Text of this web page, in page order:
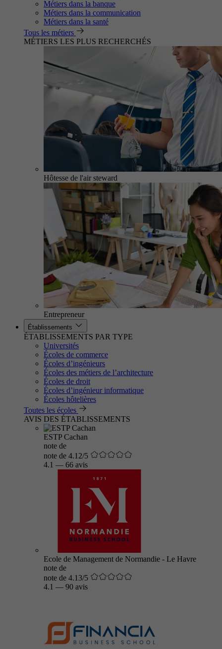
Métiers dans la banque
Métiers dans la communication
Métiers dans la santé
Tous les métiers
MÉTIERS LES PLUS RECHERCHÉS
Hôtesse de l'air steward
Entrepreneur
Établissements
ÉTABLISSEMENTS PAR TYPE
Universités
Écoles de commerce
Écoles d’ingénieurs
Écoles des métiers de l’architecture
Écoles de droit
Écoles d’ingénieur informatique
Écoles hôtelières
Toutes les écoles
AVIS DES ÉTABLISSEMENTS
ESTP Cachan
note de
note de 4.12/5
4.1 — 66 avis
Ecole de Management de Normandie - Le Havre
note de
note de 4.13/5
4.1 — 90 avis